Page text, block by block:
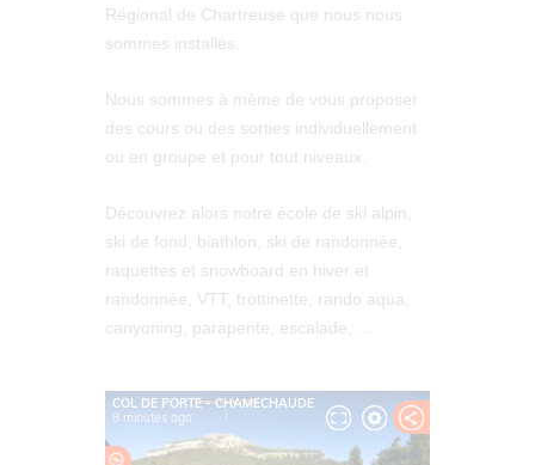
Régional de Chartreuse que nous nous
sommes installés.
Nous sommes à même de vous proposer
des cours ou des sorties individuellement
ou en groupe et pour tout niveaux.
Découvrez alors notre école de ski alpin,
ski de fond, biathlon, ski de randonnée,
raquettes et snowboard en hiver et
randonnée, VTT, trottinette, rando aqua,
canyoning, parapente, escalade, ...